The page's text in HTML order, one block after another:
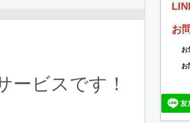
ービスです！
お
お気
お